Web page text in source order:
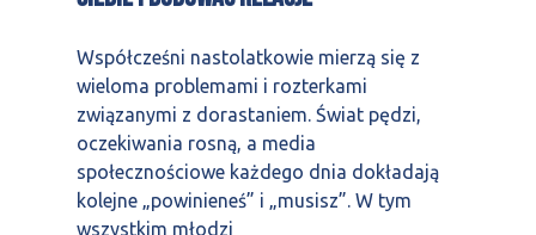
Współcześni nastolatkowie mierzą się z
wieloma problemami i rozterkami
związanymi z dorastaniem. Świat pędzi,
oczekiwania rosną, a media
społecznościowe każdego dnia dokładają
kolejne „powinieneś” i „musisz”. W tym
wszystkim młodzi